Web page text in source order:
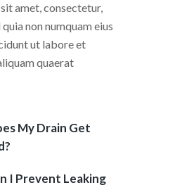
amet, consectetur,
non numquam eius
ut labore et
quaerat
My Drain Get
I Prevent Leaking